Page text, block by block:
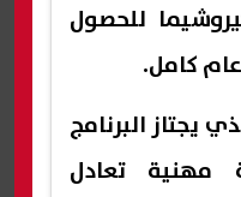
للحصول
كامل.
يجتاز البرنامج
مهنية تعادل